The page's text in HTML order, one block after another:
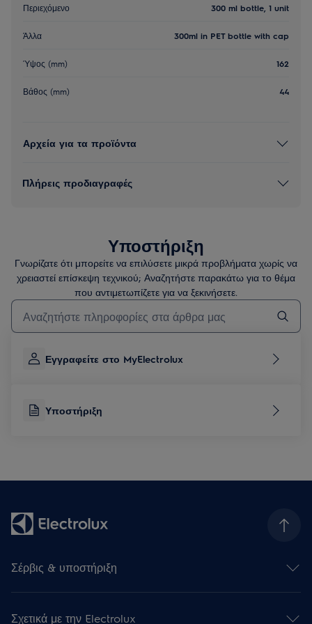
Περιεχόμενο 300 ml bottle, 1 unit
Άλλα 300ml in PET bottle with cap
Ύψος (mm) 162
Βάθος (mm) 44
Αρχεία για τα προϊόντα
Πλήρεις προδιαγραφές
Υποστήριξη
Γνωρίζατε ότι μπορείτε να επιλύσετε μικρά προβλήματα χωρίς να
χρειαστεί επίσκεψη τεχνικού; Αναζητήστε παρακάτω για το θέμα
που αντιμετωπίζετε για να ξεκινήσετε.
Τύπος για αναζήτηση άρθρων υποστήριξης
Εγγραφείτε στο MyElectrolux
Υποστήριξη
Σέρβις & υποστήριξη
Υποστήριξη
Σχετικά με την Electrolux